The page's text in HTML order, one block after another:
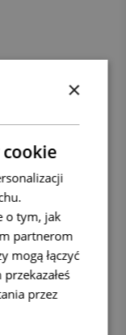
- nadawaj
biznesu -
×
o tym, jak
partnerom
mogą łączyć
przez